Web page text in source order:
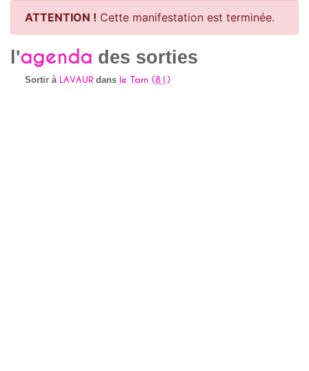
ATTENTION ! Cette manifestation est terminée.
l'agenda des sorties
Sortir à LAVAURdans le Tarn (81)